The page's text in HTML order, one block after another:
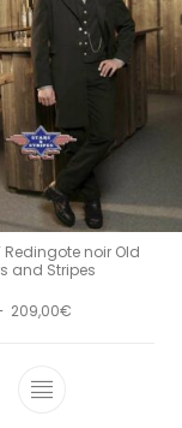
variations.
Redingote noir Old
and Stripes
209,00€Plage de prix :
Ce produit a